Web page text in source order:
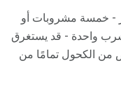
- خمسة مشروبات أو
شرب واحدة - قد يستغرق
من الكحول تمامًا من